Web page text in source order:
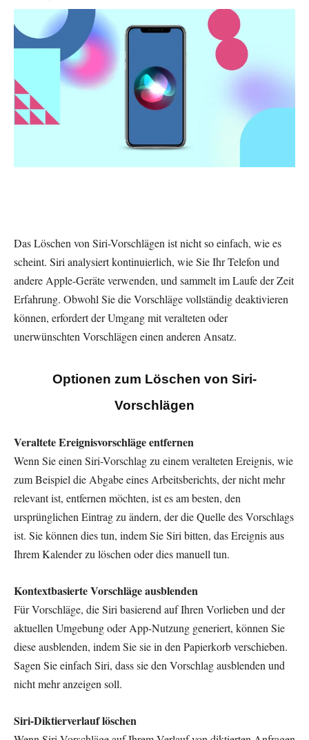
Das Löschen von Siri-Vorschlägen ist nicht so einfach, wie es
scheint. Siri analysiert kontinuierlich, wie Sie Ihr Telefon und
andere Apple-Geräte verwenden, und sammelt im Laufe der Zeit
Erfahrung. Obwohl Sie die Vorschläge vollständig deaktivieren
können, erfordert der Umgang mit veralteten oder
unerwünschten Vorschlägen einen anderen Ansatz.
Optionen zum Löschen von Siri-
Vorschlägen
Veraltete Ereignisvorschläge entfernen
Wenn Sie einen Siri-Vorschlag zu einem veralteten Ereignis, wie
zum Beispiel die Abgabe eines Arbeitsberichts, der nicht mehr
relevant ist, entfernen möchten, ist es am besten, den
ursprünglichen Eintrag zu ändern, der die Quelle des Vorschlags
ist. Sie können dies tun, indem Sie Siri bitten, das Ereignis aus
Ihrem Kalender zu löschen oder dies manuell tun.
Kontextbasierte Vorschläge ausblenden
Für Vorschläge, die Siri basierend auf Ihren Vorlieben und der
aktuellen Umgebung oder App-Nutzung generiert, können Sie
diese ausblenden, indem Sie sie in den Papierkorb verschieben.
Sagen Sie einfach Siri, dass sie den Vorschlag ausblenden und
nicht mehr anzeigen soll.
Siri-Diktierverlauf löschen